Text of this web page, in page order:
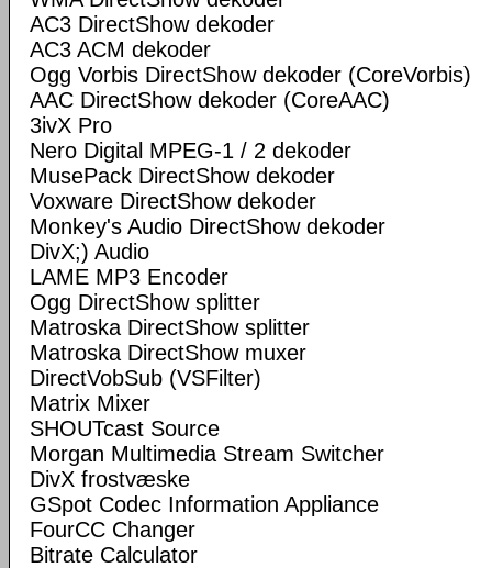
AC3 DirectShow dekoder
AC3 ACM dekoder
Ogg Vorbis DirectShow dekoder (CoreVorbis)
AAC DirectShow dekoder (CoreAAC)
3ivX Pro
Nero Digital MPEG-1 / 2 dekoder
MusePack DirectShow dekoder
Voxware DirectShow dekoder
Monkey's Audio DirectShow dekoder
DivX;) Audio
LAME MP3 Encoder
Ogg DirectShow splitter
Matroska DirectShow splitter
Matroska DirectShow muxer
DirectVobSub (VSFilter)
Matrix Mixer
SHOUTcast Source
Morgan Multimedia Stream Switcher
DivX frostvæske
GSpot Codec Information Appliance
FourCC Changer
Bitrate Calculator